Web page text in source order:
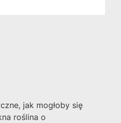
jak mogłoby się
roślina o